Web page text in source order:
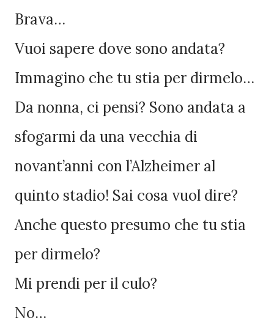
Brava…
Vuoi sapere dove sono andata?
Immagino che tu stia per dirmelo…
Da nonna, ci pensi? Sono andata a
sfogarmi da una vecchia di
novant’anni con l’Alzheimer al
quinto stadio! Sai cosa vuol dire?
Anche questo presumo che tu stia
per dirmelo?
Mi prendi per il culo?
No…